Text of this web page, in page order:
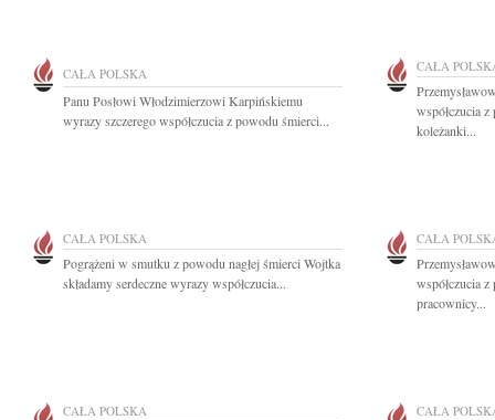
CAŁA POLSKA
Panu Posłowi Włodzimierzowi Karpińskiemu
wyrazy szczerego współczucia z powodu śmierci...
CAŁA
współczucia
koleżanki...
CAŁA POLSKA
Pogrążeni w smutku z powodu nagłej śmierci Wojtka
składamy serdeczne wyrazy współczucia...
CAŁA
współczucia
pracownicy...
CAŁA POLSKA CAŁA